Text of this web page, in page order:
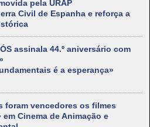
pela URAP
Civil de Espanha e reforça a
assinala 44.º aniversário com
é a esperança»
foram vencedores os filmes
Cinema de Animação e